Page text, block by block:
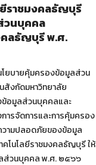
ยีราชมงคลธัญบุรี
วนบุคคล
คลธัญบุรี พ.ศ.
โยบายคุ้มครองข้อมูลส่วน
สังกัดมหาวิทยาลัย
ข้อมูลส่วนบุคคลและ
ารจัดการและการคุ้มครอง
วามปลอดภัยของข้อมูล
คโนโลยีราชมงคลธัญบุรี ให้
ส่วนบุคคล พ.ศ. ๒๕๖๖
ารสนเทศ
ธัญบุรี
ลองหลวง จังหวัด
.